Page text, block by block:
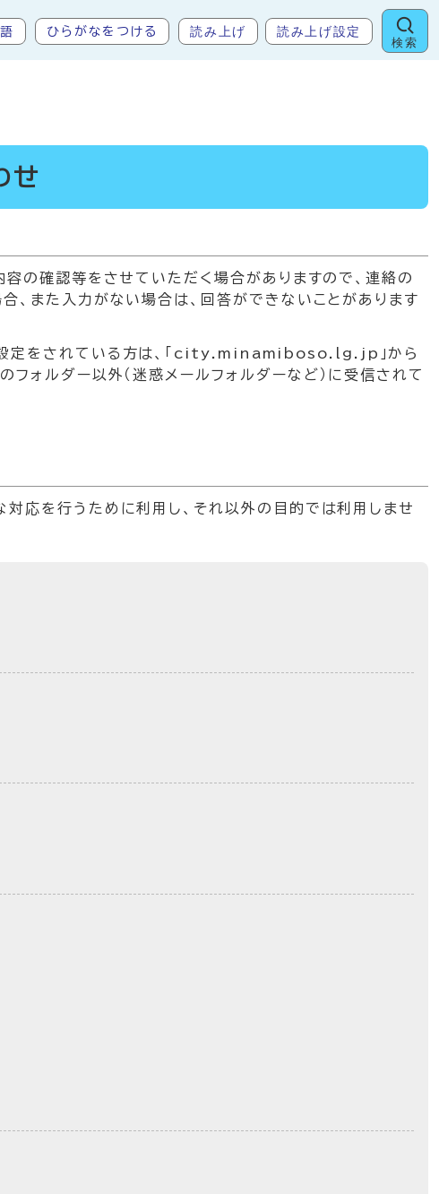
ひらがなをつける 読み上げ 読み上げ設定
検索
せ
容の確認等をさせていただく場合がありますので、連絡の
、また入力がない場合は、回答ができないことがあります
設定をされている方は、「city.minamiboso.lg.jp」から
ォルダー以外（迷惑メールフォルダーなど）に受信されて
応を行うために利用し、それ以外の目的では利用しませ